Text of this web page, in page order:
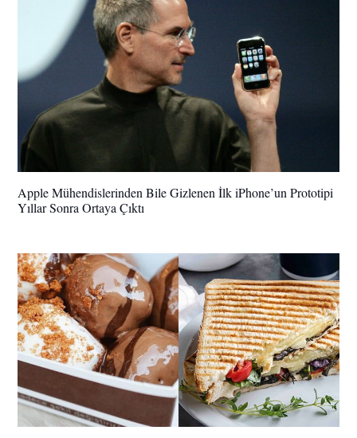
Apple Mühendislerinden Bile Gizlenen İlk iPhone’un Prototipi
Yıllar Sonra Ortaya Çıktı